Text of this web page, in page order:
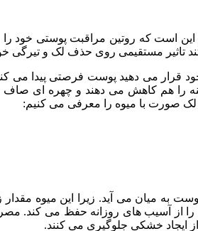
است که روتین مراقبت پوستی خود را
تاثیر مستقیمی روی حذف لک و تیرگی
می دهید پوست فرصتی پیدا می کند
را هم کاهش می دهند و چهره ای
لک صورت با میوه را معرفی می کنیم:
به میان می آید. زیرا این میوه
ها را از آسیب های روزانه حفظ می
ایجاد خشکی جلوگیری می کنند.